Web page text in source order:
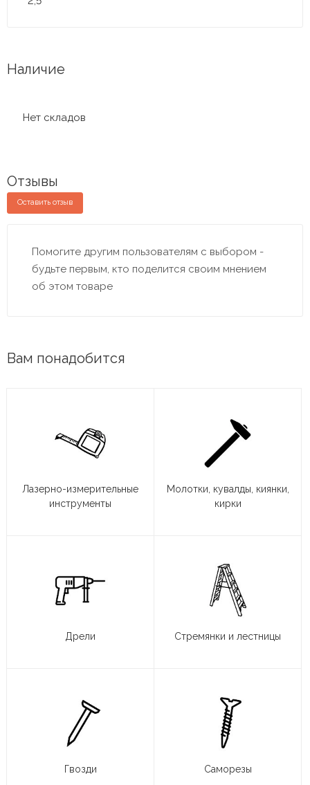
Наличие
Нет складов
Отзывы
Оставить отзыв
Помогите другим пользователям с выбором -
будьте первым, кто поделится своим мнением
об этом товаре
Вам понадобится
Лазерно-измерительные
инструменты
Молотки, кувалды, киянки,
кирки
Дрели Стремянки и лестницы
Гвозди Саморезы